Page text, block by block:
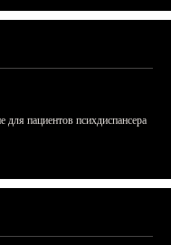
для пациентов психдиспансера